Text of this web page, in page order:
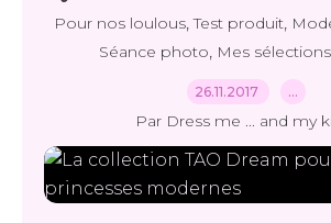
Pour nos loulous,Test produit,
Séance photo, Mes
26.11.2017 …
Par Dress me ... and my